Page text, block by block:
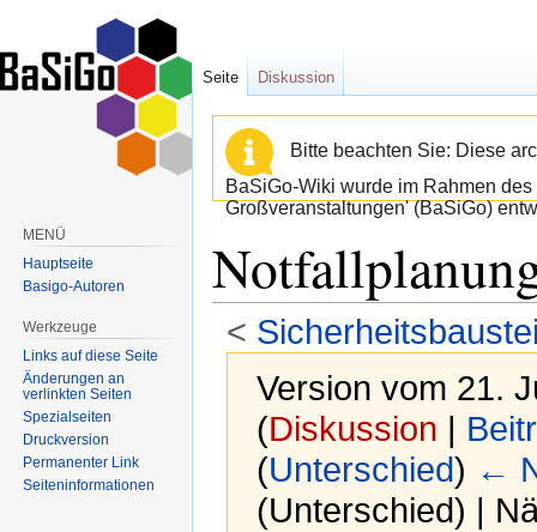
Bitte beachten Sie: Diese
BaSiGo-Wiki wurde im Rahmen
Großveranstaltungen' (BaSiGo)
<
Version vom 21.
(Diskussion |
(Unterschied) ←
(Unterschied) |
Seite Diskussion
MENÜ
Hauptseite
Basigo-Autoren
Werkzeuge
Links auf diese Seite
Änderungen an
verlinkten Seiten
Spezialseiten
Druckversion
Permanenter Link
Seiten­informationen